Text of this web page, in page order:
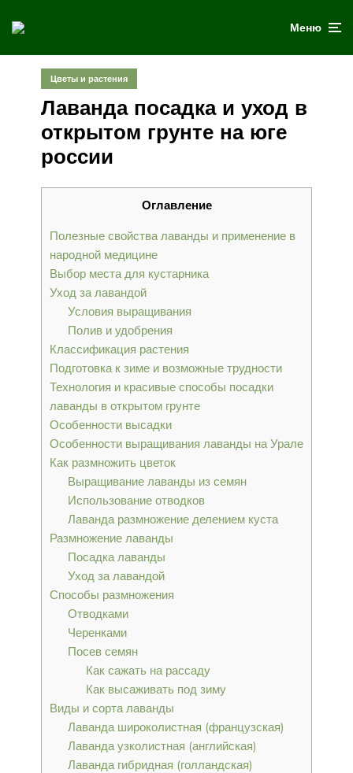
Меню
Цветы и растения
Лаванда посадка и уход в
открытом грунте на юге
россии
Оглавление
Полезные свойства лаванды и применение в
народной медицине
Выбор места для кустарника
Уход за лавандой
Условия выращивания
Полив и удобрения
Классификация растения
Подготовка к зиме и возможные трудности
Технология и красивые способы посадки
лаванды в открытом грунте
Особенности высадки
Особенности выращивания лаванды на Урале
Как размножить цветок
Выращивание лаванды из семян
Использование отводков
Лаванда размножение делением куста
Размножение лаванды
Посадка лаванды
Уход за лавандой
Способы размножения
Отводками
Черенками
Посев семян
Как сажать на рассаду
Как высаживать под зиму
Виды и сорта лаванды
Лаванда широколистная (французская)
Лаванда узколистная (английская)
Лаванда гибридная (голландская)